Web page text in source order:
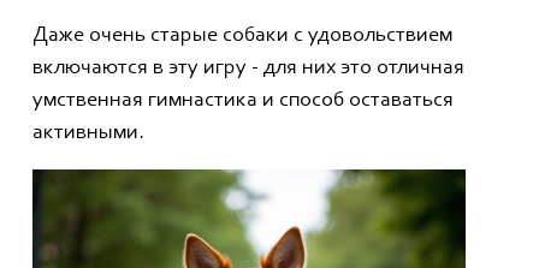
Даже очень старые собаки с удовольствием
включаются в эту игру - для них это отличная
умственная гимнастика и способ оставаться
активными.